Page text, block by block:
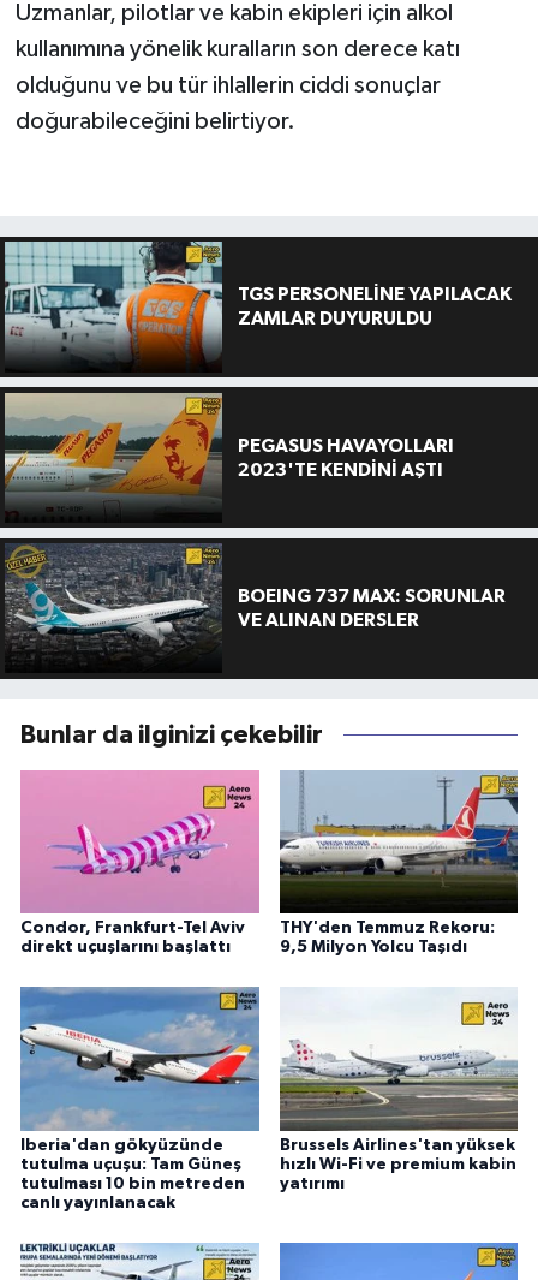
Uzmanlar, pilotlar ve kabin ekipleri için alkol
kullanımına yönelik kuralların son derece katı
olduğunu ve bu tür ihlallerin ciddi sonuçlar
doğurabileceğini belirtiyor.
TGS PERSONELİNE YAPILACAK
ZAMLAR DUYURULDU
PEGASUS HAVAYOLLARI
2023'TE KENDİNİ AŞTI
BOEING 737 MAX: SORUNLAR
VE ALINAN DERSLER
Bunlar da ilginizi çekebilir
Condor, Frankfurt-Tel Aviv
direkt uçuşlarını başlattı
THY'den Temmuz Rekoru:
9,5 Milyon Yolcu Taşıdı
Iberia'dan gökyüzünde
tutulma uçuşu: Tam Güneş
tutulması 10 bin metreden
canlı yayınlanacak
Brussels Airlines'tan yüksek
hızlı Wi-Fi ve premium kabin
yatırımı